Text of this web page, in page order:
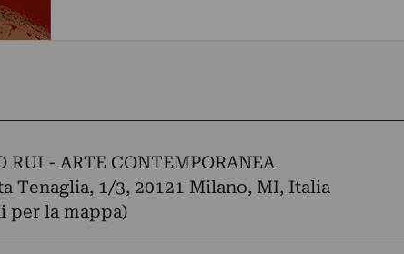
RUI - ARTE CONTEMPORANEA
Tenaglia, 1/3, 20121 Milano, MI, Italia
per la mappa)